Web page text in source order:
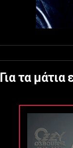
Για τα μάτια